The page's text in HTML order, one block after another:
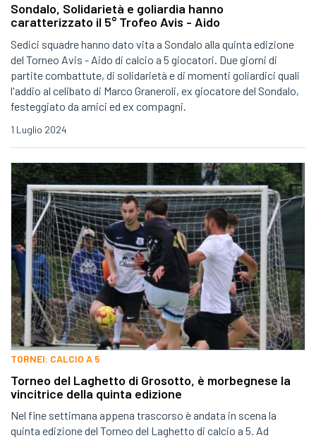
Sondalo, Solidarietà e goliardia hanno
caratterizzato il 5° Trofeo Avis - Aido
Sedici squadre hanno dato vita a Sondalo alla quinta edizione
del Torneo Avis - Aido di calcio a 5 giocatori. Due giorni di
partite combattute, di solidarietà e di momenti goliardici quali
l'addio al celibato di Marco Graneroli, ex giocatore del Sondalo,
festeggiato da amici ed ex compagni.
1 Luglio 2024
TORNEI: CALCIO A 5
Torneo del Laghetto di Grosotto, è morbegnese la
vincitrice della quinta edizione
Nel fine settimana appena trascorso è andata in scena la
quinta edizione del Torneo del Laghetto di calcio a 5. Ad